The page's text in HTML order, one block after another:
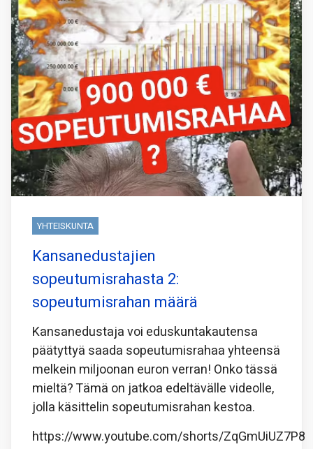
YHTEISKUNTA
Kansanedustajien
sopeutumisrahasta 2:
sopeutumisrahan määrä
Kansanedustaja voi eduskuntakautensa
päätyttyä saada sopeutumisrahaa yhteensä
melkein miljoonan euron verran! Onko tässä
mieltä? Tämä on jatkoa edeltävälle videolle,
jolla käsittelin sopeutumisrahan kestoa.
https://www.youtube.com/shorts/ZqGmUiUZ7P8